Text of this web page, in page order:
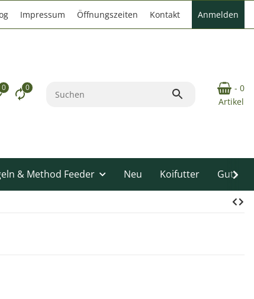
Impressum Öffnungszeiten Kontakt Anmelden
0 0
- 0
Artikel
& Method Feeder Neu Koifutter